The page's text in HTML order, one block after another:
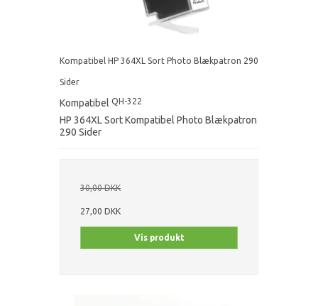
Kompatibel HP 364XL Sort Photo Blækpatron 290
Sider
Kompatibel QH-322
HP 364XL Sort Kompatibel Photo Blækpatron
290 Sider
30,00 DKK
27,00 DKK
Vis produkt